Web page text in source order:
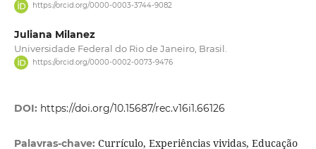
https://orcid.org/0000-0003-3744-9082
Juliana Milanez
Universidade Federal do Rio de Janeiro, Brasil.
https://orcid.org/0000-0002-0073-9476
DOI: https://doi.org/10.15687/rec.v16i1.66126
Palavras-chave: Currículo, Experiências vividas, Educação